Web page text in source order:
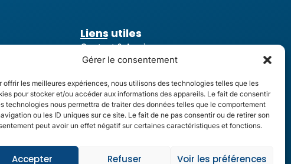
Gérer le consentement
offrir les meilleures expériences, nous utilisons des technologies telles que les
pour stocker et/ou accéder aux informations des appareils. Le fait de consentir
technologies nous permettra de traiter des données telles que le comportement
ou les ID uniques sur ce site. Le fait de ne pas consentir ou de retirer son
peut avoir un effet négatif sur certaines caractéristiques et fonctions.
Accepter Refuser Voir les préférences
Liens utiles
Contact & Accès
Restauration
Santé & Infirmerie
Guides & Circulaires
Résultats aux examens